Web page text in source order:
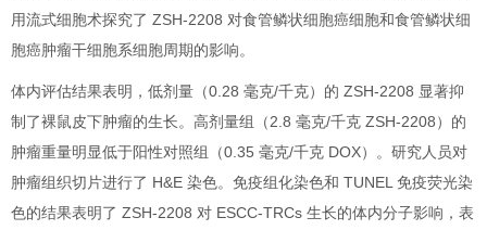
用流式细胞术探究了 ZSH-2208 对食管鳞状细胞癌细胞和食管鳞状细
胞癌肿瘤干细胞系细胞周期的影响。
体内评估结果表明，低剂量（0.28 毫克/千克）的 ZSH-2208 显著抑
制了裸鼠皮下肿瘤的生长。高剂量组（2.8 毫克/千克 ZSH-2208）的
肿瘤重量明显低于阳性对照组（0.35 毫克/千克 DOX）。研究人员对
肿瘤组织切片进行了 H&E 染色。免疫组化染色和 TUNEL 免疫荧光染
色的结果表明了 ZSH-2208 对 ESCC-TRCs 生长的体内分子影响，表